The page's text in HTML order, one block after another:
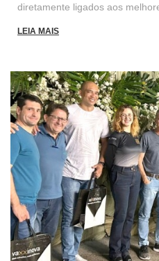
diretamente ligados aos
LEIA MAIS